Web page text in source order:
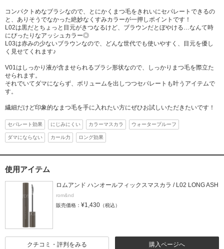
コンパクトめなブラシなので、とにかくまつ毛をきれいにセパレートできるの
と、ありそうでなかった絶妙なくすみカラーが一押しポイントです！
L02は黒だとちょっと目元がきつなるけど、ブラウンだとぼやける…なんて時
にぴったりなアッシュカラー◎
L03は赤みの少ないブラウンなので、どんな世代でも使いやすく、目元を優し
く見せてくれます♪
V01はしっかり液が含ませられるブラシ形状なので、しっかりまつ毛を際立た
せられます。
それでいてダマにならず、ボリュームを出しつつセパレートも叶うアイテムで
す。
繊細だけど印象的なまつ毛を手に入れたい方にぜひお試しいただきたいです！
セパレート効果 にじみにくい カラーマスカラ ウォータープルーフ
ダマにならない カール力 ロング効果
使用アイテム
ロムアンド ハンオールフィックスマスカラ / L02 LONG ASH
rom&nd
販売価格： ¥1,430 （税込）
購入ページへ
クチコミ・評判をみる